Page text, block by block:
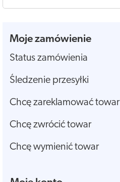
Moje zamówienie
Status zamówienia
Śledzenie przesyłki
Chcę zareklamować towar
Chcę zwrócić towar
Chcę wymienić towar